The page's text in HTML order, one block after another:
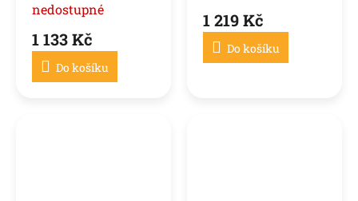
2019-2024, ČIRÁ (
PASUJÍ NA
HALOGEN )
nedostupné
1 133 Kč
Do košíku
1 219 Kč
Do košíku